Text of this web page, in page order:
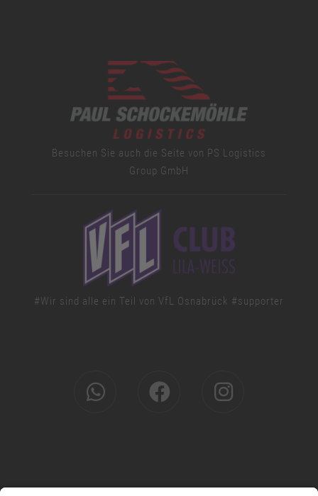
Besuchen Sie auch die Seite von PS Logistics
Group GmbH
#Wir sind alle ein Teil von VfL Osnabrück #supporter